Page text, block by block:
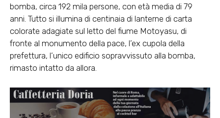
bomba, circa 192 mila persone, con età media di 79
anni. Tutto si illumina di centinaia di lanterne di carta
colorate adagiate sul letto del fiume Motoyasu, di
fronte al monumento della pace, l’ex cupola della
prefettura, l’unico edificio sopravvissuto alla bomba,
rimasto intatto da allora.